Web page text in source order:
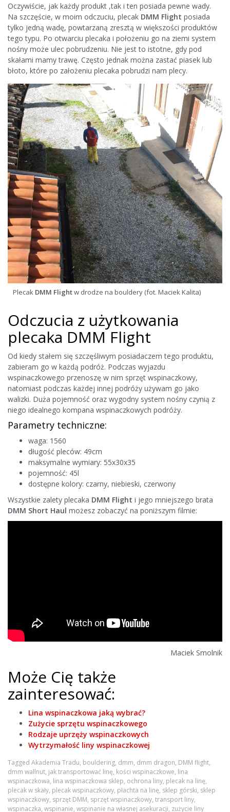
Oczywiście, jak każdy produkt ,tak i ten posiada pewne wady.
Na szczęście, w moim odczuciu, plecak DMM Flight posiada
tylko jedną wadę, powtarzaną zresztą w większości produktów
tego typu. Po otwarciu plecaka i położeniu go na ziemi system
nośny może ulec pobrudzeniu. Nie jest to istotne, gdy pod
skałami mamy trawę. Często jednak można zastać piasek lub
błoto, które po założeniu plecaka pobrudzi nam plecy.
Plecak DMM Flightw drodze na bouldery (fot. Maciek Kalita)
Odczucia z użytkowania
plecaka DMM Flight
Od kiedy stałem się szczęśliwym posiadaczem tego produktu,
zabieram go w każdą podróż. Podczas wyjazdu
wspinaczkowego przenoszę w nim sprzęt wspinaczkowy,
natomiast podczas każdej innej podróży używam go jako
walizki. Duża pojemność oraz wygodny system nośny czynią z
niego idealnego kompana wspinaczkowych podróży.
Parametry techniczne:
waga: 1560
długość pleców: 49cm
maksymalne wymiary: 55x30x35
pojemność: 45l
dostępne kolory: czarny, niebieski, czerwony
Wszystkie zalety plecaka DMM Flight i jego mniejszego brata
DMM Short Haul możesz zobaczyć na poniższym filmie:
Maciek Smolnik
Może Cię także
zainteresować:
Lina wspinaczkowa jaką wybrać?
Zużycie sprzętu wspinaczkowego
Rodzaje uprzęży wspinaczkowych
Wytrzymałość liny wspinaczkowej
Tagged Akademia Tradu, bouldering, dmm, dmm dragon, DMM flight,
dmm wallnut, jak transportować linę, kości wspinaczkowe, lina
wspinaczkowa, lina wspinaczkowa sklep, ochrona liny, plecak na linę,
plecak w skały, plecak wspinaczkowy, płachta na linę, sklep górski, sklep
wspinaczkowy, sprzęt DMM, sprzęt wspinaczkowy, transport liny,
wspinaczka, wspinanie, wspinanie na własnej asekuracji, zużycie liny